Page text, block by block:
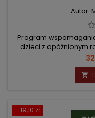
Autor:
Program
dzieci z opóźnionym

- 19,10 zł